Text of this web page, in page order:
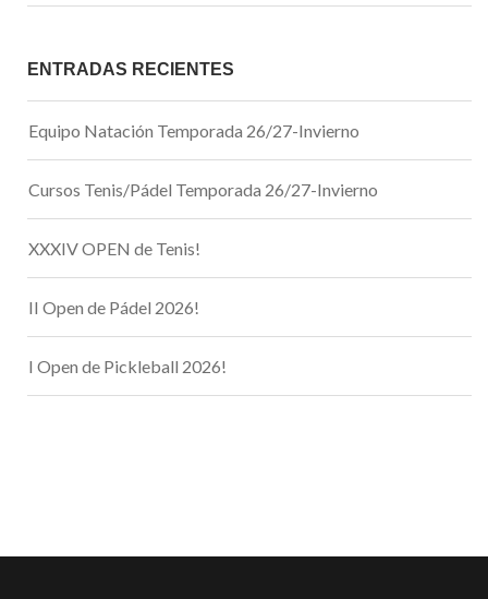
ENTRADAS RECIENTES
Equipo Natación Temporada 26/27-Invierno
Cursos Tenis/Pádel Temporada 26/27-Invierno
XXXIV OPEN de Tenis!
II Open de Pádel 2026!
I Open de Pickleball 2026!